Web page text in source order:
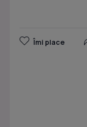
Îmi place